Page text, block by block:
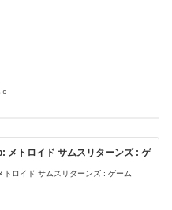
メトロイド サムスリターンズ : ゲ
ロイド サムスリターンズ : ゲーム